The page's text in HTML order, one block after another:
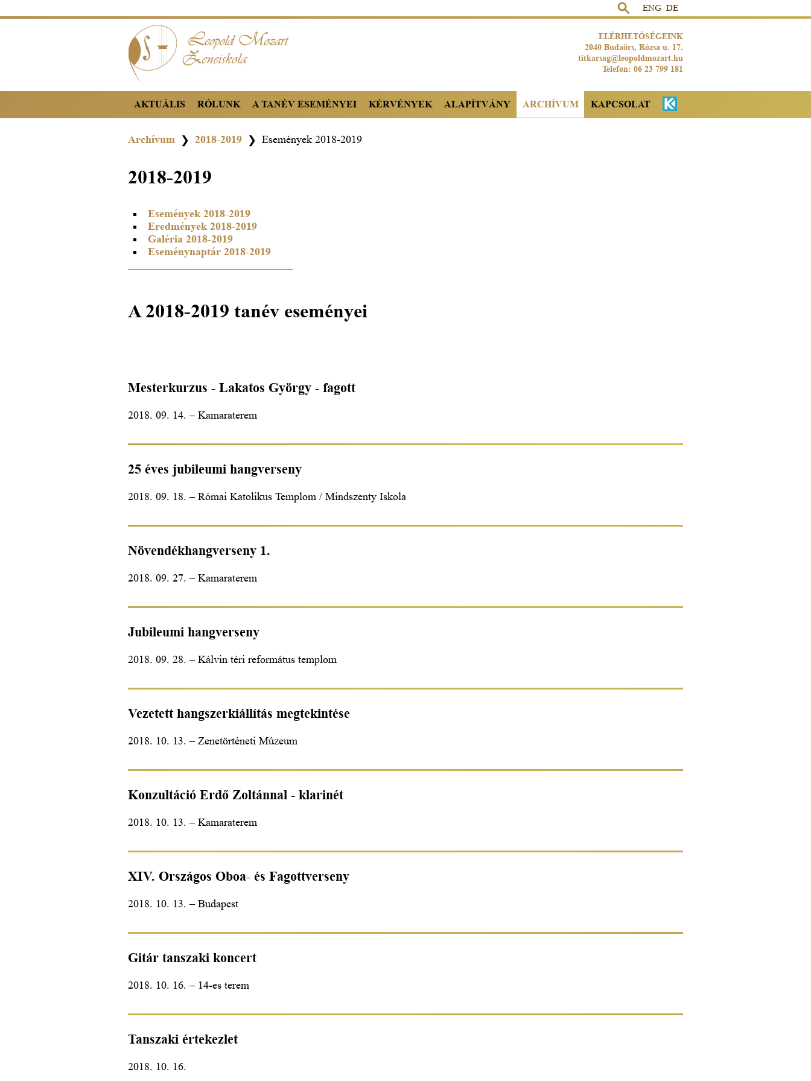
ENG DE
ELÉRHETŐSÉGEINK
2040 Budaörs, Rózsa u. 17.
titkarsag@leopoldmozart.hu
Telefon: 06 23 799 181
AKTUÁLIS RÓLUNK A TANÉV ESEMÉNYEI KÉRVÉNYEK ALAPÍTVÁNY ARCHÍVUM KAPCSOLAT
Archívum ❯ 2018-2019 ❯ Események 2018-2019
2018-2019
Események 2018-2019
Eredmények 2018-2019
Galéria 2018-2019
Eseménynaptár 2018-2019
A 2018-2019 tanév eseményei
Mesterkurzus - Lakatos György - fagott
2018. 09. 14. – Kamaraterem
25 éves jubileumi hangverseny
2018. 09. 18. – Római Katolikus Templom / Mindszenty Iskola
Növendékhangverseny 1.
2018. 09. 27. – Kamaraterem
Jubileumi hangverseny
2018. 09. 28. – Kálvin téri református templom
Vezetett hangszerkiállítás megtekintése
2018. 10. 13. – Zenetörténeti Múzeum
Konzultáció Erdő Zoltánnal - klarinét
2018. 10. 13. – Kamaraterem
XIV. Országos Oboa- és Fagottverseny
2018. 10. 13. – Budapest
Gitár tanszaki koncert
2018. 10. 16. – 14-es terem
Tanszaki értekezlet
2018. 10. 16.